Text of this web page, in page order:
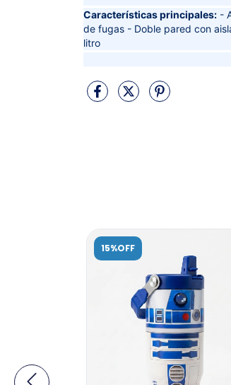
Características principales: -
de fugas - Doble pared con
litro
15%OFF